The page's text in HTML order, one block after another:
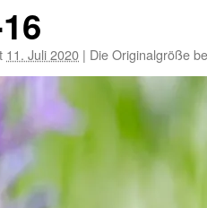
11. Juli 2020 | Die Originalgröße